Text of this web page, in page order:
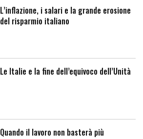
L’inflazione, i salari e la grande erosione
del risparmio italiano
Le Italie e la fine dell’equivoco dell’Unità
Quando il lavoro non basterà più